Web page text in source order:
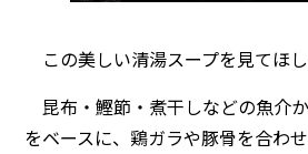
この美しい清湯スープを見てほし
昆布・鰹節・煮干しなどの魚介
をベースに、鶏ガラや豚骨を合わ